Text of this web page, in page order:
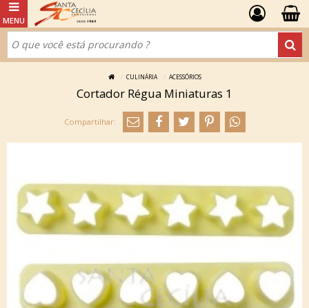
CULINÁRIA ACESSÓRIOS
Cortador Régua Miniaturas 1